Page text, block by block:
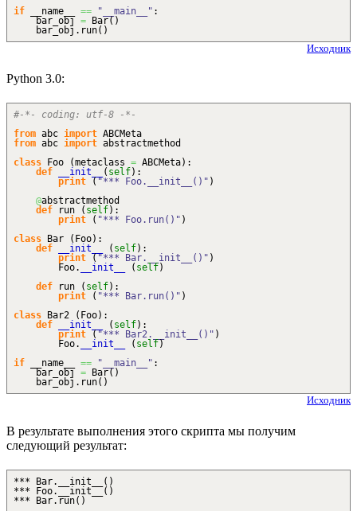
if __name__ == "__main__" :
bar_obj = Bar()
bar_obj. run( )
Исходник
Python 3.0:
#-*- coding: utf-8 -*-
from abc import ABCMeta
from abc import abstractmethod
class Foo (metaclass = ABCMeta) :
def
__init__ ( self) :
print
( "*** Foo.__init__()" )
@abstractmethod
def run ( self) :
print
( "*** Foo.run()" )
class Bar ( Foo) :
def
__init__ ( self) :
print
( "*** Bar.__init__()" )
Foo.
__init__ ( self)
def run ( self) :
print
( "*** Bar.run()" )
class Bar2 ( Foo) :
def
__init__ ( self) :
print
( "*** Bar2.__init__()" )
Foo.
__init__ ( self)
if __name__ == "__main__" :
bar_obj = Bar( )
bar_obj. run( )
Исходник
В результате выполнения этого скрипта мы получим
следующий результат:
*** Bar.__init__()
*** Foo.__init__()
*** Bar.run()